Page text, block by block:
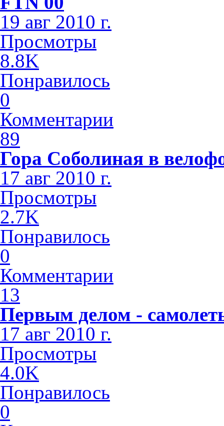
19 авг 2010 г.
Просмотры
8.8K
Понравилось
0
Комментарии
89
Гора Соболиная в
17 авг 2010 г.
Просмотры
2.7K
Понравилось
0
Комментарии
13
Первым делом -
17 авг 2010 г.
Просмотры
4.0K
Понравилось
0